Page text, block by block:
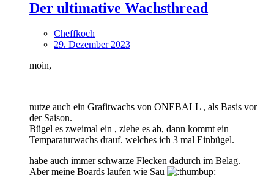
Der ultimative Wachsthread
Cheffkoch
29. Dezember 2023
moin,
nutze auch ein Grafitwachs von ONEBALL , als Basis vor
der Saison.
Bügel es zweimal ein , ziehe es ab, dann kommt ein
Temparaturwachs drauf. welches ich 3 mal Einbügel.
habe auch immer schwarze Flecken dadurch im Belag.
Aber meine Boards laufen wie Sau